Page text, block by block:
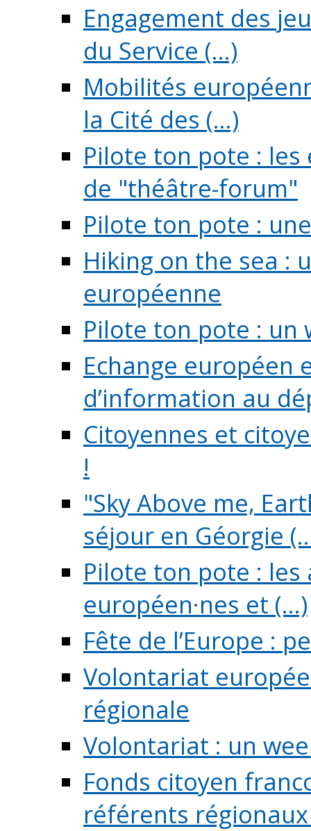
Engagement des
du Service (...)
Mobilités
la Cité des (...)
Pilote ton pote :
de "théâtre-forum"
Pilote ton pote :
Hiking on the sea :
européenne
Pilote ton pote : un
Echange européen
d’information au
Citoyennes et
!
"Sky Above me,
séjour en Géorgie
Pilote ton pote :
européen·nes et (...)
Fête de l’Europe :
Volontariat
régionale
Volontariat : un
Fonds citoyen
référents régionaux